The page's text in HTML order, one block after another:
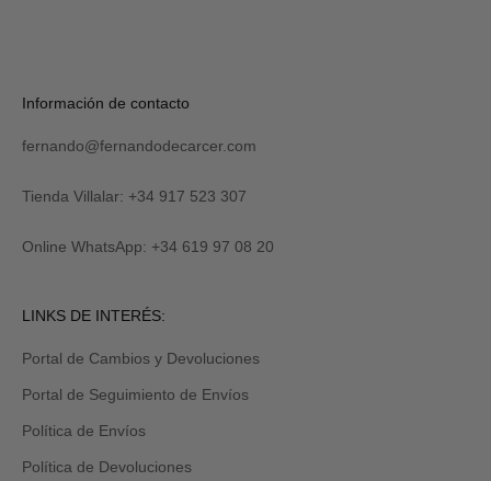
R
I
I
M
E
Verás
tu
al
y
recibirás
Revisa
carpeta
de
promociones
spam.
Información de contacto
fernando@fernandodecarcer.com
Tienda Villalar: +34 917 523 307
Online WhatsApp: +34 619 97 08 20
LINKS DE INTERÉS:
Portal de Cambios y Devoluciones
Portal de Seguimiento de Envíos
Política de Envíos
Política de Devoluciones